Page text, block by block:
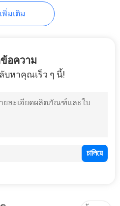
Mat
พิ่มเติม
อความ
บหาคุณเร็ว ๆ นี้!